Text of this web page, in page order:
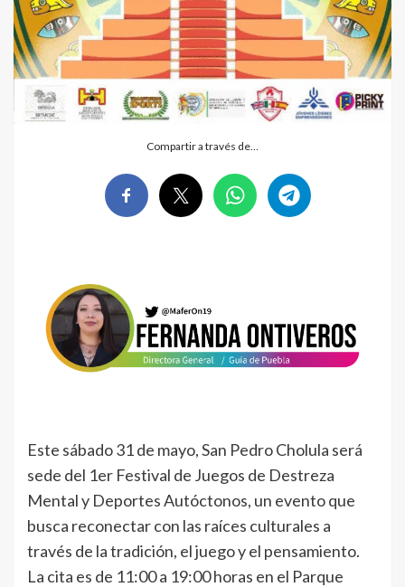
Compartir a través de…
Este sábado 31 de mayo, San Pedro Cholula será
sede del 1er Festival de Juegos de Destreza
Mental y Deportes Autóctonos, un evento que
busca reconectar con las raíces culturales a
través de la tradición, el juego y el pensamiento.
La cita es de 11:00 a 19:00 horas en el Parque